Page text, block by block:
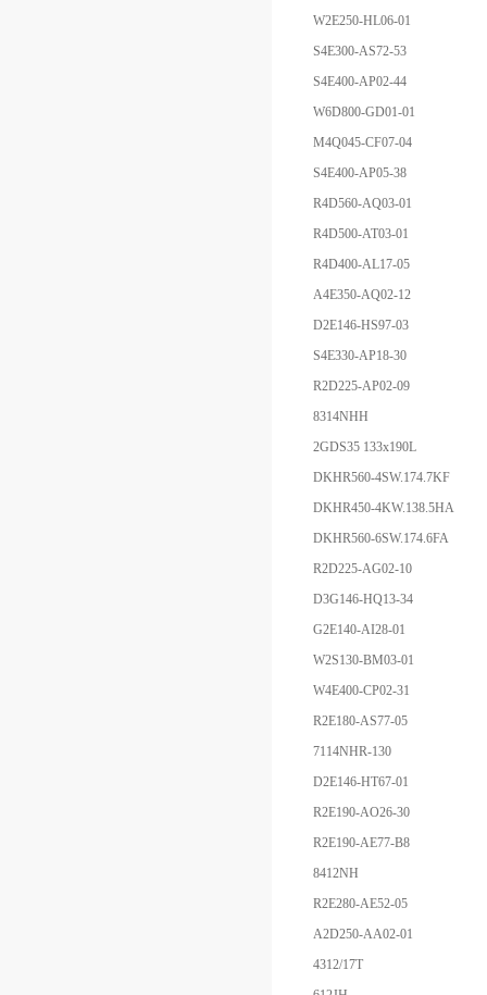
W2E250-HL06-01
S4E300-AS72-53
S4E400-AP02-44
W6D800-GD01-01
M4Q045-CF07-04
S4E400-AP05-38
R4D560-AQ03-01
R4D500-AT03-01
R4D400-AL17-05
A4E350-AQ02-12
D2E146-HS97-03
S4E330-AP18-30
R2D225-AP02-09
8314NHH
2GDS35 133x190L
DKHR560-4SW.174.7KF
DKHR450-4KW.138.5HA
DKHR560-6SW.174.6FA
R2D225-AG02-10
D3G146-HQ13-34
G2E140-AI28-01
W2S130-BM03-01
W4E400-CP02-31
R2E180-AS77-05
7114NHR-130
D2E146-HT67-01
R2E190-AO26-30
R2E190-AE77-B8
8412NH
R2E280-AE52-05
A2D250-AA02-01
4312/17T